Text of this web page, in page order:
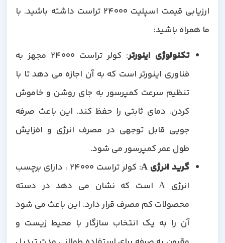
ارزیابی قیمت اسپلیت 24000 تراست داشته باشید. با
ما همراه باشید:
تکنولوژی اینورتر
: کولر تراست 24000 مجهز به
فناوری اینورتر است که به آن اجازه می دهد تا با
تنظیم سرعت کمپرسور به جای روشن و خاموش
کردن، دمای ثابتی را حفظ کند. این باعث صرفه
جویی قابل توجهی در مصرف انرژی و افزایش
طول عمر کمپرسور می شود.
گرید انرژیA
: کولر تراست 24000 ، دارای برچسب
انرژی A است که نشان می دهد در دسته
محصولات کم مصرف قرار دارد. این باعث می شود
آن را به یک انتخاب سازگار با محیط زیست و